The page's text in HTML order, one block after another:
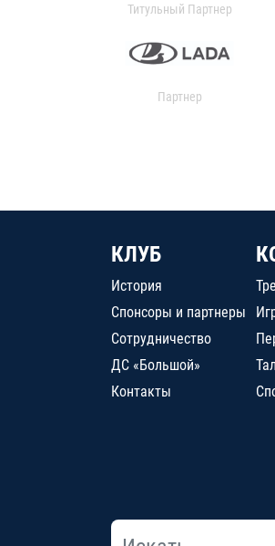
Титульный Партнер
Партнер
КЛУБ
История
Спонсоры и партнеры
Сотрудничество
ДС «Большой»
Контакты